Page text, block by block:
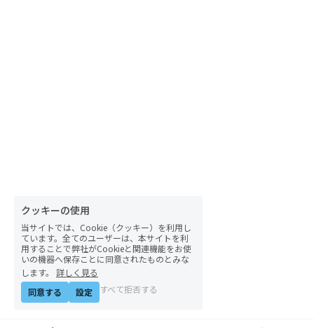
クッキーの使用
当サイトでは、Cookie（クッキー）を利用し
ています。全てのユーザーは、本サイトを利
用することで弊社がCookieと関連機能をお使
いの機器へ保存ことに同意されたものとみな
します。
詳しく見る
同意する
設定 すべて拒否する